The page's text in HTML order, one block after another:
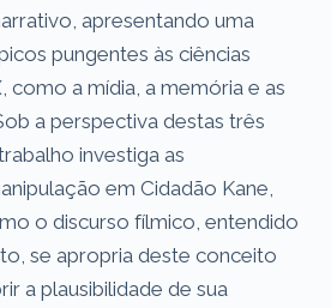
apresentando uma
pungentes às ciências
como a mídia, a memória e as
a perspectiva destas três
investiga as
em Cidadão Kane,
o discurso fílmico, entendido
se apropria deste conceito
a plausibilidade de sua